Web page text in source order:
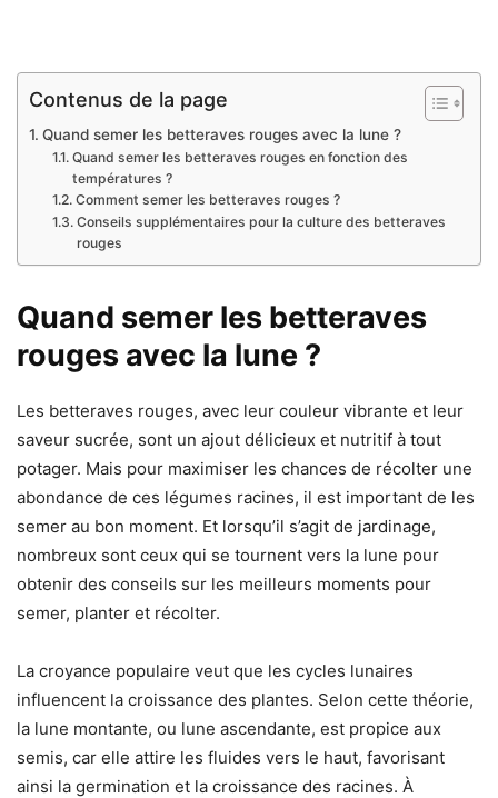
Contenus de la page
Quand semer les betteraves rouges avec la lune ?
Quand semer les betteraves rouges en fonction des
températures ?
Comment semer les betteraves rouges ?
Conseils supplémentaires pour la culture des betteraves
rouges
Quand semer les betteraves
rouges avec la lune ?
Les betteraves rouges, avec leur couleur vibrante et leur
saveur sucrée, sont un ajout délicieux et nutritif à tout
potager. Mais pour maximiser les chances de récolter une
abondance de ces légumes racines, il est important de les
semer au bon moment. Et lorsqu’il s’agit de jardinage,
nombreux sont ceux qui se tournent vers la lune pour
obtenir des conseils sur les meilleurs moments pour
semer, planter et récolter.
La croyance populaire veut que les cycles lunaires
influencent la croissance des plantes. Selon cette théorie,
la lune montante, ou lune ascendante, est propice aux
semis, car elle attire les fluides vers le haut, favorisant
ainsi la germination et la croissance des racines. À